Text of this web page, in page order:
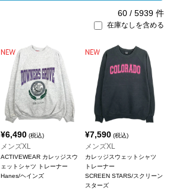
60 / 5939 件
在庫なしを含める
¥6,490(税込)
メンズXL
ACTIVEWEAR カレッジスウ
ェットシャツ トレーナー
Hanes/ヘインズ
¥7,590 (税込)
メンズXL
カレッジスウェットシャツ
トレーナー
SCREEN STARS/スクリーン
スターズ